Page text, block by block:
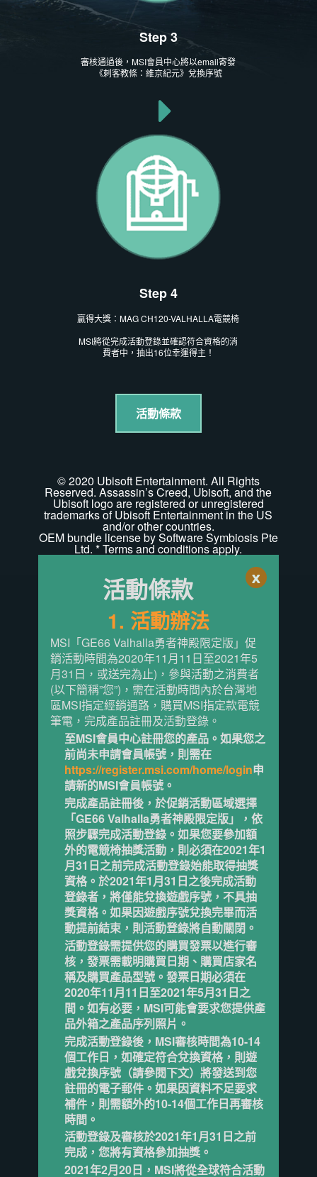
Step 3
審核通過後，MSI會員中心將以email寄發
《刺客教條：維京紀元》兌換序號
Step 4
贏得大獎：MAG CH120-VALHALLA電競椅
MSI將從完成活動登錄並確認符合資格的消
費者中，抽出16位幸運得主！
活動條款
© 2020 Ubisoft Entertainment. All Rights
Reserved. Assassin’s Creed, Ubisoft, and the
Ubisoft logo are registered or unregistered
trademarks of Ubisoft Entertainment in the US
and/or other countries.
OEM bundle license by Software Symbiosis Pte
Ltd. * Terms and conditions apply.
x
活動條款
1. 活動辦法
MSI「GE66 Valhalla勇者神殿限定版」促
銷活動時間為2020年11月11日至2021年5
月31日，或送完為止)，參與活動之消費者
(以下簡稱”您”)，需在活動時間內於台灣地
區MSI指定經銷通路，購買MSI指定款電競
筆電，完成產品註冊及活動登錄。
至MSI會員中心註冊您的產品。如果您之
前尚未申請會員帳號，則需在
https://register.msi.com/home/login申
請新的MSI會員帳號。
完成產品註冊後，於促銷活動區域選擇
「GE66 Valhalla勇者神殿限定版」，依
照步驟完成活動登錄。如果您要參加額
外的電競椅抽獎活動，則必須在2021年1
月31日之前完成活動登錄始能取得抽獎
資格。於2021年1月31日之後完成活動
登錄者，將僅能兌換遊戲序號，不具抽
獎資格。如果因遊戲序號兌換完畢而活
動提前結束，則活動登錄將自動關閉。
活動登錄需提供您的購買發票以進行審
核，發票需載明購買日期、購買店家名
稱及購買產品型號。發票日期必須在
2020年11月11日至2021年5月31日之
間。如有必要，MSI可能會要求您提供產
品外箱之產品序列照片。
完成活動登錄後，MSI審核時間為10-14
個工作日，如確定符合兌換資格，則遊
戲兌換序號（請參閱下文）將發送到您
註冊的電子郵件。如果因資料不足要求
補件，則需額外的10-14個工作日再審核
時間。
活動登錄及審核於2021年1月31日之前
完成，您將有資格參加抽獎。
2021年2月20日，MSI將從全球符合活動